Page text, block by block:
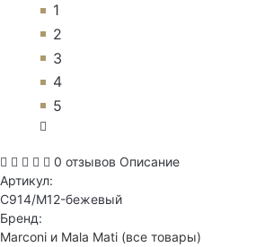
1
2
3
4
5
0 отзывов Описание
Артикул:
C914/M12-бежевый
Бренд:
Marconi и Mala Mati (все товары)